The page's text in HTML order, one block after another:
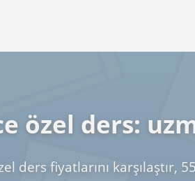
özel ders:
ders fiyatlarını karşılaştır,